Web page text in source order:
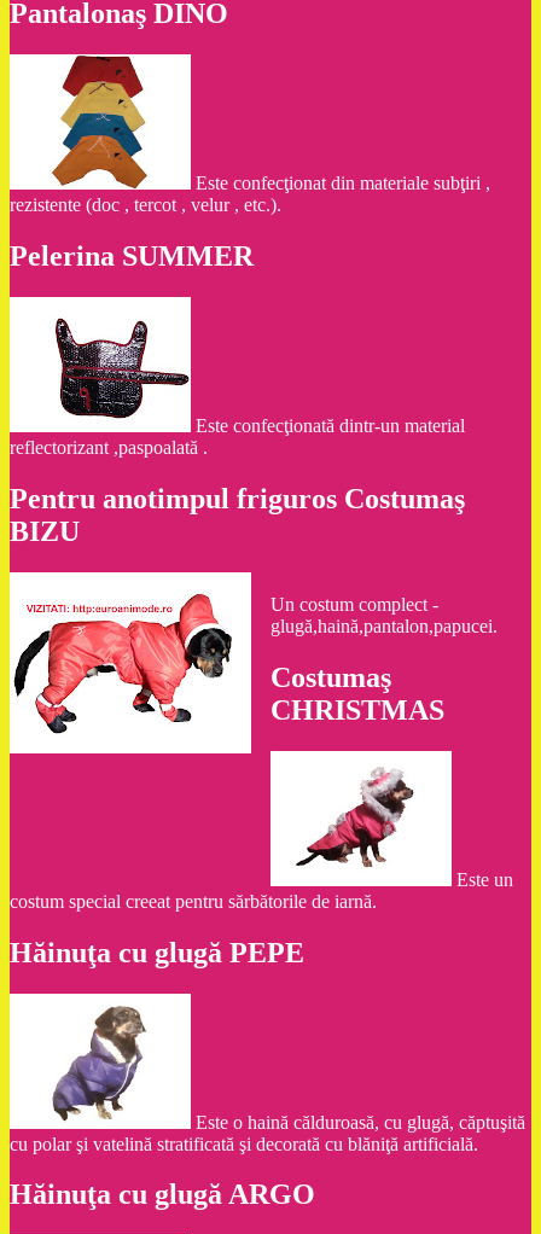
Pantalonaş DINO
Este confecţionat din materiale subţiri ,
rezistente (doc , tercot , velur , etc.).
Pelerina SUMMER
Este confecţionată dintr-un material
reflectorizant ,paspoalată .
Pentru anotimpul friguros Costumaş
BIZU
Un costum complect -
glugă,haină,pantalon,papucei.
Costumaş
CHRISTMAS
Este un
costum special creeat pentru sărbătorile de iarnă.
Hăinuţa cu glugă PEPE
Este o haină călduroasă, cu glugă, căptuşită
cu polar şi vatelină stratificată şi decorată cu blăniţă artificială.
Hăinuţa cu glugă ARGO